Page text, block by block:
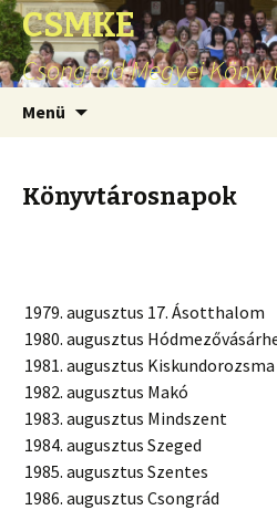
CSMKE
Csongrád Megyei
Menü
Könyvtárosnapok
augusztus 17. Ásotthalom
augusztus
augusztus Kiskundorozsma
augusztus Makó
augusztus Mindszent
augusztus Szeged
augusztus Szentes
augusztus Csongrád